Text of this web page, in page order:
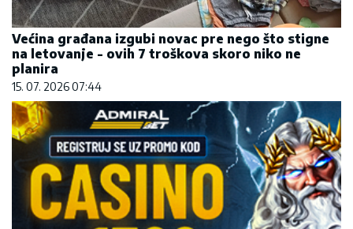
Većina građana izgubi novac pre nego što stigne
na letovanje - ovih 7 troškova skoro niko ne
planira
15. 07. 2026 07:44